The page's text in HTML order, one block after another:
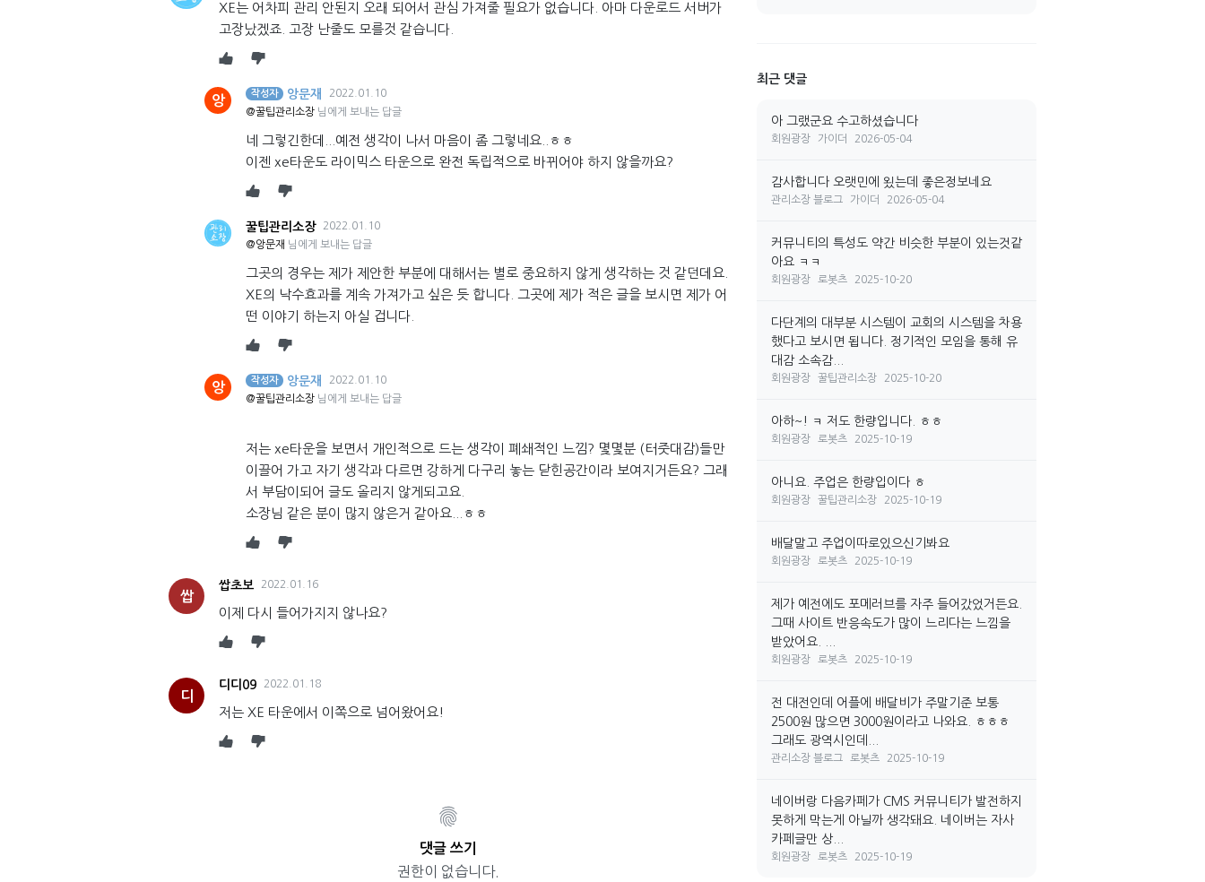
XE는 어차피 관리 안된지 오래 되어서 관심 가져줄 필요가 없습니다. 아마 다운로드 서버가
고장났겠죠. 고장 난줄도 모를것 같습니다.
앙 작성자 앙문재
2022.01.10
@꿀팁관리소장 님에게 보내는 답글
네 그렇긴한데...예전 생각이 나서 마음이 좀 그렇네요..ㅎㅎ
이젠 xe타운도 라이믹스 타운으로 완전 독립적으로 바뀌어야 하지 않을까요?
꿀팁관리소장
2022.01.10
@앙문재 님에게 보내는 답글
그곳의 경우는 제가 제안한 부분에 대해서는 별로 중요하지 않게 생각하는 것 같던데요.
XE의 낙수효과를 계속 가져가고 싶은 듯 합니다. 그곳에 제가 적은 글을 보시면 제가 어
떤 이야기 하는지 아실 겁니다.
앙 작성자 앙문재
2022.01.10
@꿀팁관리소장 님에게 보내는 답글
저는 xe타운을 보면서 개인적으로 드는 생각이 폐쇄적인 느낌? 몇몇분 (터줏대감)들만
이끌어 가고 자기 생각과 다르면 강하게 다구리 놓는 닫힌공간이라 보여지거든요? 그래
서 부담이되어 글도 올리지 않게되고요.
소장님 같은 분이 많지 않은거 같아요...ㅎㅎ
쌉
쌉초보 2022.01.16
이제 다시 들어가지지 않나요?
디
디디09 2022.01.18
저는 XE 타운에서 이쪽으로 넘어왔어요!
댓글 쓰기
권한이 없습니다.
최근 댓글
아 그랬군요 수고하셨습니다
회원광장 가이더 2026-05-04
감사합니다 오랫민에 욌는데 좋은정보네요
관리소장 블로그 가이더 2026-05-04
커뮤니티의 특성도 약간 비슷한 부분이 있는것같
아요 ㅋㅋ
회원광장 로봇츠 2025-10-20
다단계의 대부분 시스템이 교회의 시스템을 차용
했다고 보시면 됩니다. 정기적인 모임을 통해 유
대감 소속감...
회원광장 꿀팁관리소장 2025-10-20
아하~! ㅋ 저도 한량입니다. ㅎㅎ
회원광장 로봇츠 2025-10-19
아니요. 주업은 한량입이다 ㅎ
회원광장 꿀팁관리소장 2025-10-19
배달말고 주업이따로있으신기봐요
회원광장 로봇츠 2025-10-19
제가 예전에도 포메러브를 자주 들어갔었거든요.
그때 사이트 반응속도가 많이 느리다는 느낌을
받았어요. ...
회원광장 로봇츠 2025-10-19
전 대전인데 어플에 배달비가 주말기준 보통
2500원 많으면 3000원이라고 나와요. ㅎㅎㅎ
그래도 광역시인데...
관리소장 블로그 로봇츠 2025-10-19
네이버랑 다음카페가 CMS 커뮤니티가 발전하지
못하게 막는게 아닐까 생각돼요. 네이버는 자사
카페글만 상...
회원광장 로봇츠 2025-10-19